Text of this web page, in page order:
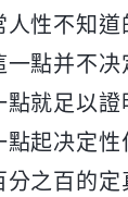
性不知道
點并不决
就足以證
起决定
之百的定